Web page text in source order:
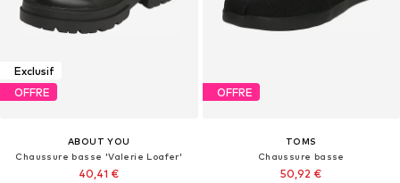
Exclusif
OFFRE
ABOUT YOU
Chaussure basse 'Valerie Loafer'
40,41 €
OFFRE
TOMS
Chaussure basse
50,92 €